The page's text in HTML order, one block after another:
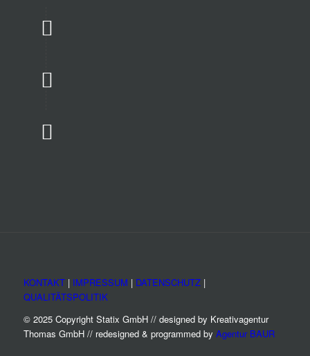
KONTAKT| IMPRESSUM | DATENSCHUTZ|
QUALITÄTSPOLITIK
© 2025 Copyright Statix GmbH // designed by Kreativagentur
Thomas GmbH // redesigned & programmed by Agentur BAUR